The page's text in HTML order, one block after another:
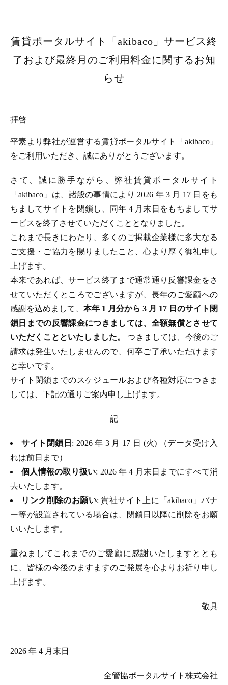
賃貸ポータルサイト「akibaco」サービス終
了および最終月のご利用料金に関するお知
らせ
拝啓
平素より弊社が運営する賃貸ポータルサイト「akibaco」
をご利用いただき、誠にありがとうございます。
さて、誠に勝手ながら、弊社賃貸ポータルサイト
「akibaco」は、諸般の事情により 2026 年 3 月 17 日をも
ちましてサイトを閉鎖し、同年 4 月末日をもちましてサ
ービスを終了させていただくこととなりました。
これまで長きにわたり、多くのご掲載企業様に多大なる
ご支援・ご協力を賜りましたこと、心より厚く御礼申し
上げます。
本来であれば、サービス終了まで通常通り反響課金をさ
せていただくところでございますが、長年のご愛顧への
感謝を込めまして、 本年 1 月分から 3 月 17 日のサイト閉
鎖日までの反響課金につきましては、全額無償とさせて
いただくことといたしました。つきましては、今後のご
請求は発生いたしませんので、何卒ご了承いただけます
と幸いです。
サイト閉鎖までのスケジュールおよび各種対応につきま
しては、下記の通りご案内申し上げます。
記
サイト閉鎖日 : 2026 年 3 月 17 日 (火) （データ受け入
れは前日まで）
個人情報の取り扱い: 2026 年 4 月末日までにすべて消
去いたします。
リンク削除のお願い: 貴社サイト上に「akibaco」バナ
ー等が設置されている場合は、閉鎖日以降に削除をお願
いいたします。
重ねましてこれまでのご愛顧に感謝いたしますととも
に、皆様の今後のますますのご発展を心よりお祈り申し
上げます。
敬具
2026 年 4 月末日
全管協ポータルサイト株式会社